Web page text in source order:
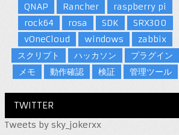
QNAP
Rancher
raspberry pi
rock64
rosa SDK
SRX300
vOneCloud
windows
zabbix
スクリプト
ハッカソン
プラグイン
メモ
動作確認 検証 管理ツール
TWITTER
Tweets by sky_jokerxx